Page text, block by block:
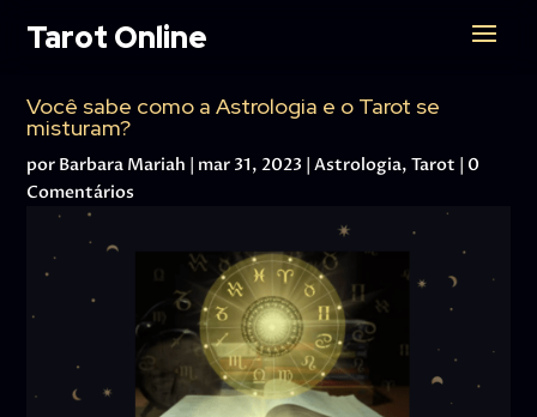
Tarot Online
Você sabe como a Astrologia e o Tarot se
misturam?
por Barbara Mariah | mar 31, 2023 |Astrologia,Tarot | 0
Comentários